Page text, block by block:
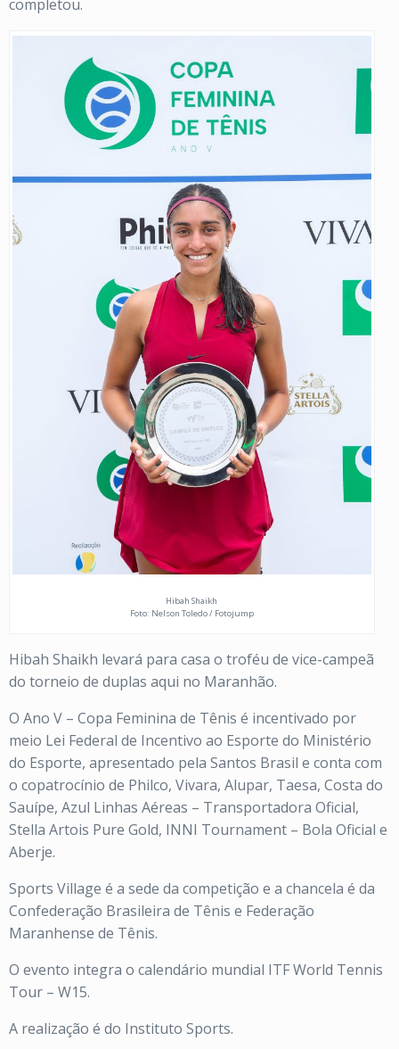
completou.
Hibah Shaikh
Foto: Nelson Toledo / Fotojump
Hibah Shaikh levará para casa o troféu de vice-campeã
do torneio de duplas aqui no Maranhão.
O Ano V – Copa Feminina de Tênis é incentivado por
meio Lei Federal de Incentivo ao Esporte do Ministério
do Esporte, apresentado pela Santos Brasil e conta com
o copatrocínio de Philco, Vivara, Alupar, Taesa, Costa do
Sauípe, Azul Linhas Aéreas – Transportadora Oficial,
Stella Artois Pure Gold, INNI Tournament – Bola Oficial e
Aberje.
Sports Village é a sede da competição e a chancela é da
Confederação Brasileira de Tênis e Federação
Maranhense de Tênis.
O evento integra o calendário mundial ITF World Tennis
Tour – W15.
A realização é do Instituto Sports.